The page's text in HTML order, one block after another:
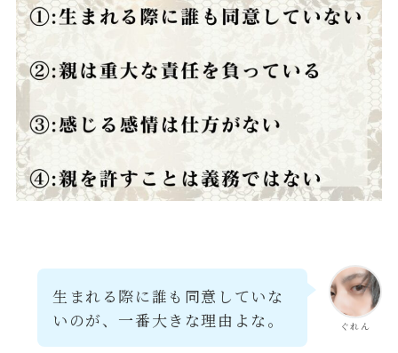
ぐれん
生まれる際に誰も同意していな
いのが、一番大きな理由よな。